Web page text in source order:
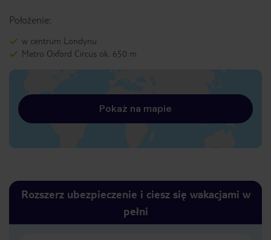
Położenie:
w centrum Londynu
Metro Oxford Circus ok. 650 m
Pokaż na mapie
Rozszerz ubezpieczenie i ciesz się wakacjami w
pełni